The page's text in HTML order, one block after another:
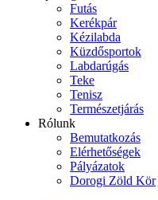
Futás
Kerékpár
Kézilabda
Küzdősportok
Labdarúgás
Teke
Tenisz
Természetjárás
Rólunk
Bemutatkozás
Elérhetőségek
Pályázatok
Dorogi Zöld Kör